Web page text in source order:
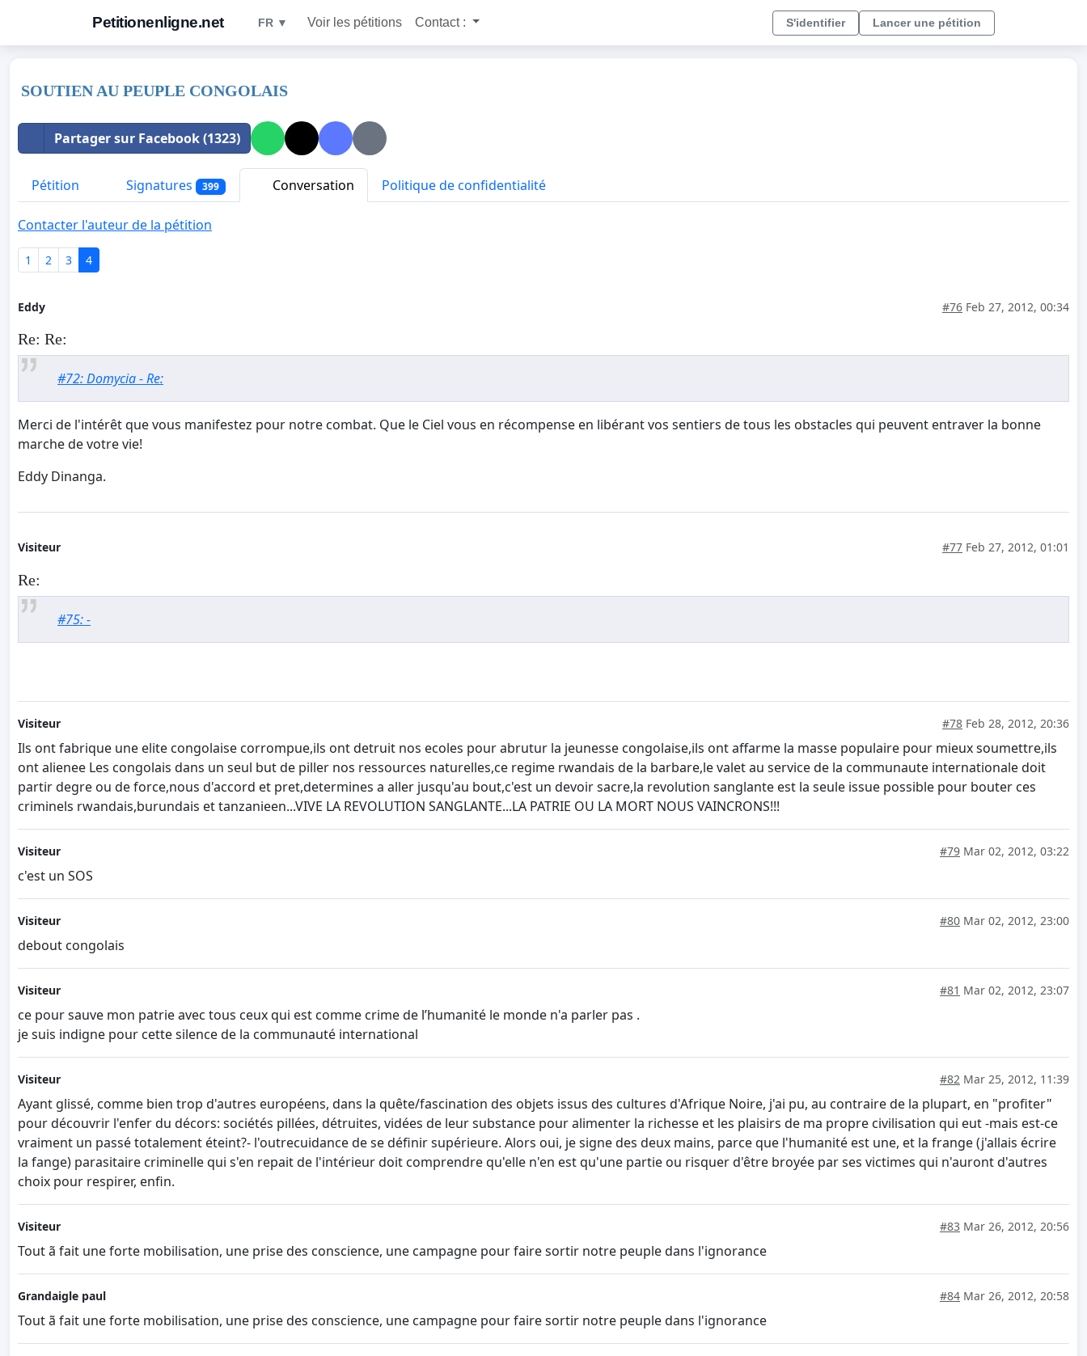
Petitionenligne.net FR ▼ Voir les pétitions Contact : S'identifier Lancer une pétition
SOUTIEN AU PEUPLE CONGOLAIS
Partager sur Facebook (1323)
Pétition Signatures 399 Conversation Politique de confidentialité
Contacter l'auteur de la pétition
1 2 3 4
Eddy #76 Feb 27, 2012, 00:34
Re: Re:
#72: Domycia - Re:
Merci de l'intérêt que vous manifestez pour notre combat. Que le Ciel vous en récompense en libérant vos sentiers de tous les obstacles qui peuvent entraver la bonne
marche de votre vie!
Eddy Dinanga.
Visiteur #77 Feb 27, 2012, 01:01
Re:
#75: -
Visiteur #78 Feb 28, 2012, 20:36
Ils ont fabrique une elite congolaise corrompue,ils ont detruit nos ecoles pour abrutur la jeunesse congolaise,ils ont affarme la masse populaire pour mieux soumettre,ils
ont alienee Les congolais dans un seul but de piller nos ressources naturelles,ce regime rwandais de la barbare,le valet au service de la communaute internationale doit
partir degre ou de force,nous d'accord et pret,determines a aller jusqu'au bout,c'est un devoir sacre,la revolution sanglante est la seule issue possible pour bouter ces
criminels rwandais,burundais et tanzanieen...VIVE LA REVOLUTION SANGLANTE...LA PATRIE OU LA MORT NOUS VAINCRONS!!!
Visiteur #79 Mar 02, 2012, 03:22
c'est un SOS
Visiteur #80 Mar 02, 2012, 23:00
debout congolais
Visiteur #81 Mar 02, 2012, 23:07
ce pour sauve mon patrie avec tous ceux qui est comme crime de l’humanité le monde n'a parler pas .
je suis indigne pour cette silence de la communauté international
Visiteur #82 Mar 25, 2012, 11:39
Ayant glissé, comme bien trop d'autres européens, dans la quête/fascination des objets issus des cultures d'Afrique Noire, j'ai pu, au contraire de la plupart, en "profiter"
pour découvrir l'enfer du décors: sociétés pillées, détruites, vidées de leur substance pour alimenter la richesse et les plaisirs de ma propre civilisation qui eut -mais est-ce
vraiment un passé totalement éteint?- l'outrecuidance de se définir supérieure. Alors oui, je signe des deux mains, parce que l'humanité est une, et la frange (j'allais écrire
la fange) parasitaire criminelle qui s'en repait de l'intérieur doit comprendre qu'elle n'en est qu'une partie ou risquer d'être broyée par ses victimes qui n'auront d'autres
choix pour respirer, enfin.
Visiteur #83 Mar 26, 2012, 20:56
Tout ã fait une forte mobilisation, une prise des conscience, une campagne pour faire sortir notre peuple dans l'ignorance
Grandaigle paul #84 Mar 26, 2012, 20:58
Tout ã fait une forte mobilisation, une prise des conscience, une campagne pour faire sortir notre peuple dans l'ignorance